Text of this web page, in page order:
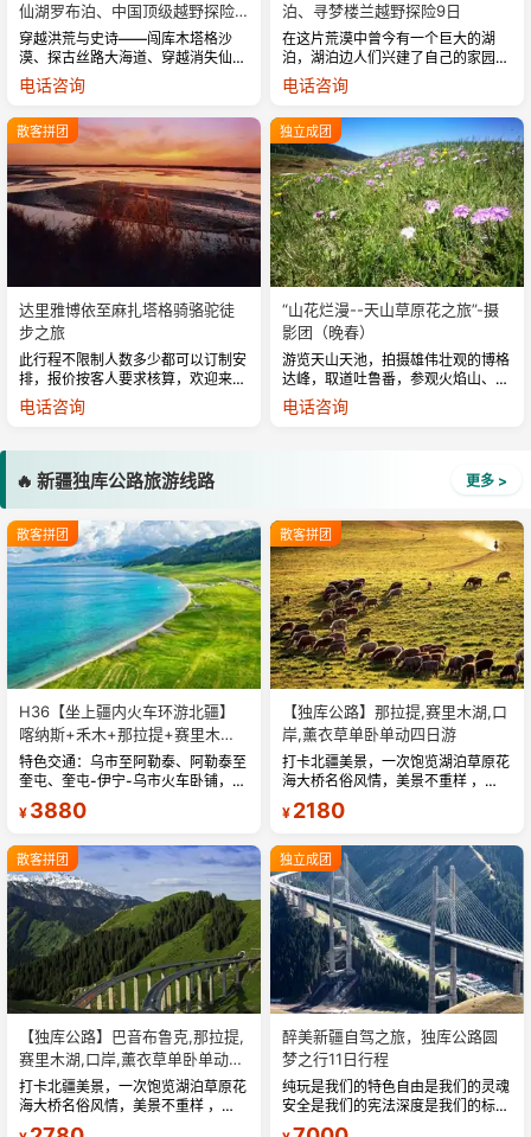
仙湖罗布泊、中国顶级越野探险
之旅9日游
穿越洪荒与史诗——闯库木塔格沙
漠、探古丝路大海道、穿越消失仙湖
罗布泊、探寻海头古城、见证塔里木
河湿地涅槃胜景 中国顶级越野探险
之旅！...
电话咨询
泊、寻梦楼兰越野探险9日
在这片荒漠中曾今有一个巨大的湖
泊，湖泊边人们兴建了自己的家园，
历史文献记载中的楼兰古城就是依湖
而建的一座城池。然而，沧海苍天这
片曾今养育无数生命的湖泊在一天...
电话咨询
散客拼团
达里雅博依至麻扎塔格骑骆驼徒
步之旅
此行程不限制人数多少都可以订制安
排，报价按客人要求核算，欢迎来电
咨询...
电话咨询
独立成团
“山花烂漫--天山草原花之旅”-摄
影团（晚春）
游览天山天池，拍摄雄伟壮观的博格
达峰，取道吐鲁番，参观火焰山、交
河故城、葡萄沟、坎儿井、维吾尔族
古村风情拍摄 ...
电话咨询
🔥 新疆独库公路旅游线路 更多 >
散客拼团
H36【坐上疆内火车环游北疆】
喀纳斯+禾木+那拉提+赛里木湖
+独库公路四卧八日游
特色交通：乌市至阿勒泰、阿勒泰至
奎屯、奎屯-伊宁-乌市火车卧铺，深
度环游北疆，舒适节省时间。精华景
点：喀纳斯湖、禾木、赛里木湖、那
¥ 3880
散客拼团
【独库公路】那拉提,赛里木湖,口
岸,薰衣草单卧单动四日游
打卡北疆美景，一次饱览湖泊草原花
海大桥名俗风情，美景不重样 ，旅
途轻松自由安全，带您吃在新疆玩在
新疆 ，24 小时，全天贴心为您服
¥ 2180
散客拼团
【独库公路】巴音布鲁克,那拉提,
赛里木湖,口岸,薰衣草单卧单动五
日游
打卡北疆美景，一次饱览湖泊草原花
海大桥名俗风情，美景不重样 ，旅
途轻松自由安全，带您吃在新疆玩在
独立成团
醉美新疆自驾之旅，独库公路圆
梦之行11日行程
纯玩是我们的特色自由是我们的灵魂
安全是我们的宪法深度是我们的标签
深度越野自驾，穿越醉美天山独库公